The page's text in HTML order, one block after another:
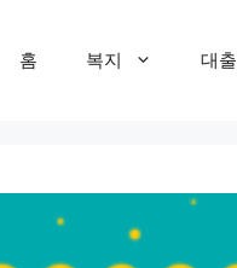
홈 복지 대출